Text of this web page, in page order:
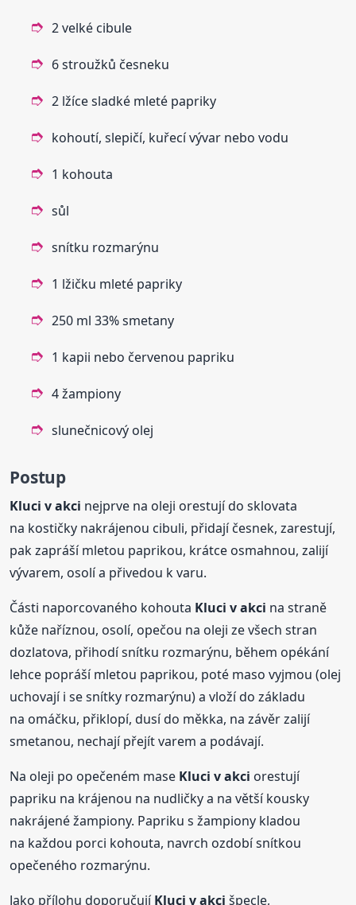
2 velké cibule
6 stroužků česneku
2 lžíce sladké mleté papriky
kohoutí, slepičí, kuřecí vývar nebo vodu
1 kohouta
sůl
snítku rozmarýnu
1 lžičku mleté papriky
250 ml 33% smetany
1 kapii nebo červenou papriku
4 žampiony
slunečnicový olej
Postup
Kluci v akci nejprve na oleji orestují do sklovata
na kostičky nakrájenou cibuli, přidají česnek, zarestují,
pak zapráší mletou paprikou, krátce osmahnou, zalijí
vývarem, osolí a přivedou k varu.
Části naporcovaného kohouta Kluci v akci na straně
kůže naříznou, osolí, opečou na oleji ze všech stran
dozlatova, přihodí snítku rozmarýnu, během opékání
lehce popráší mletou paprikou, poté maso vyjmou (olej
uchovají i se snítky rozmarýnu) a vloží do základu
na omáčku, přiklopí, dusí do měkka, na závěr zalijí
smetanou, nechají přejít varem a podávají.
Na oleji po opečeném mase Kluci v akci orestují
papriku na krájenou na nudličky a na větší kousky
nakrájené žampiony. Papriku s žampiony kladou
na každou porci kohouta, navrch ozdobí snítkou
opečeného rozmarýnu.
Jako přílohu doporučujíKluci v akci špecle,